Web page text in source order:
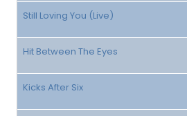
Still Loving You (Live)
Hit Between The Eyes
Kicks After Six